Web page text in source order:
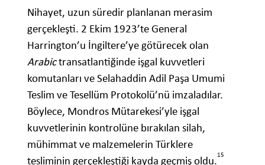
Nihayet, uzun süredir planlanan merasim
gerçekleşti. 2 Ekim 1923’te General
Harrington’u İngiltere’ye götürecek olan
Arabictransatlantiğinde işgal kuvvetleri
komutanları ve Selahaddin Adil Paşa Umumi
Teslim ve Tesellüm Protokolü’nü imzaladılar.
Böylece, Mondros Mütarekesi’yle işgal
kuvvetlerinin kontrolüne bırakılan silah,
mühimmat ve malzemelerin Türklere
tesliminin gerçekleştiği kayda geçmiş oldu.15